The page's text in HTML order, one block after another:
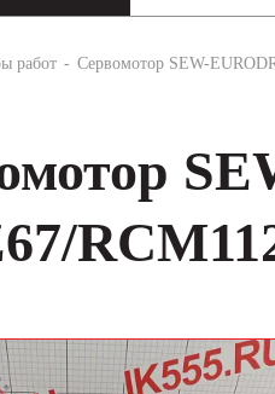
работ Сервомотор SEW-